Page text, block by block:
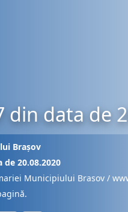
din data de
Brașov
de 20.08.2020
Municipiului Brasov /